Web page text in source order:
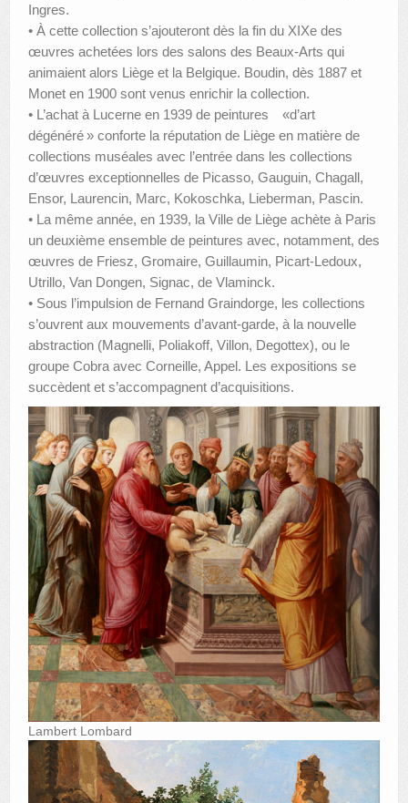
Ingres.
• À cette collection s’ajouteront dès la fin du XIXe des
œuvres achetées lors des salons des Beaux-Arts qui
animaient alors Liège et la Belgique. Boudin, dès 1887 et
Monet en 1900 sont venus enrichir la collection.
• L’achat à Lucerne en 1939 de peintures «d’art
dégénéré » conforte la réputation de Liège en matière de
collections muséales avec l’entrée dans les collections
d’œuvres exceptionnelles de Picasso, Gauguin, Chagall,
Ensor, Laurencin, Marc, Kokoschka, Lieberman, Pascin.
• La même année, en 1939, la Ville de Liège achète à Paris
un deuxième ensemble de peintures avec, notamment, des
œuvres de Friesz, Gromaire, Guillaumin, Picart-Ledoux,
Utrillo, Van Dongen, Signac, de Vlaminck.
• Sous l’impulsion de Fernand Graindorge, les collections
s’ouvrent aux mouvements d’avant-garde, à la nouvelle
abstraction (Magnelli, Poliakoff, Villon, Degottex), ou le
groupe Cobra avec Corneille, Appel. Les expositions se
succèdent et s’accompagnent d’acquisitions.
Lambert Lombard